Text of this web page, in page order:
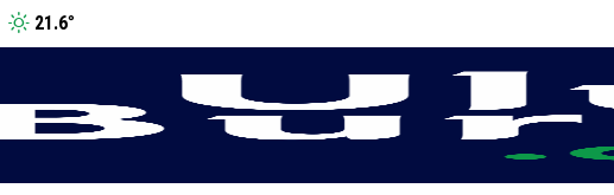
21.6°